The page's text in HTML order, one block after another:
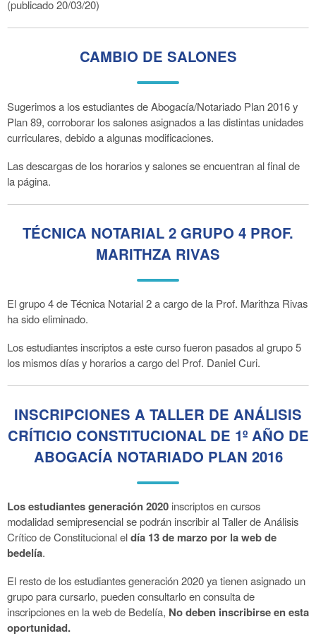
(publicado 20/03/20)
CAMBIO DE SALONES
Sugerimos a los estudiantes de Abogacía/Notariado Plan 2016 y
Plan 89, corroborar los salones asignados a las distintas unidades
curriculares, debido a algunas modificaciones.
Las descargas de los horarios y salones se encuentran al final de
la página.
TÉCNICA NOTARIAL 2 GRUPO 4 PROF.
MARITHZA RIVAS
El grupo 4 de Técnica Notarial 2 a cargo de la Prof. Marithza Rivas
ha sido eliminado.
Los estudiantes inscriptos a este curso fueron pasados al grupo 5
los mismos días y horarios a cargo del Prof. Daniel Curi.
INSCRIPCIONES A TALLER DE ANÁLISIS
CRÍTICIO CONSTITUCIONAL DE 1º AÑO DE
ABOGACÍA NOTARIADO PLAN 2016
Los estudiantes generación 2020 inscriptos en cursos
modalidad semipresencial se podrán inscribir al Taller de Análisis
Crítico de Constitucional eldía 13 de marzo por la web de
bedelía.
El resto de los estudiantes generación 2020 ya tienen asignado un
grupo para cursarlo, pueden consultarlo en consulta de
inscripciones en la web de Bedelía, No deben inscribirse en esta
oportunidad.